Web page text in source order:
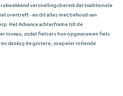
versnellingsbereik dat traditionele
overtreft - en dit alles met behoud van
Het Advance achterframe tilt de
niveau, zodat fietsers hun opgevouwen fiets
dankzij de grotere, soepeler rollende